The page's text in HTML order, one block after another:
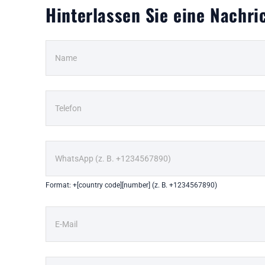
Hinterlassen Sie eine
Format: +[country code][number] (z. B. +1234567890)